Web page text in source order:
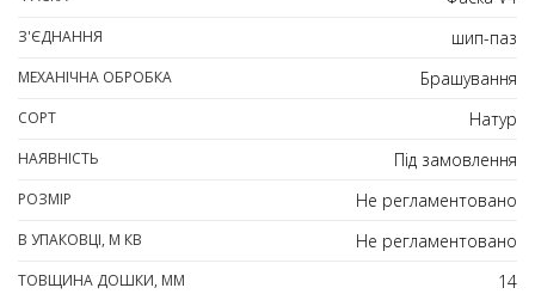
З'ЄДНАННЯ шип-паз
МЕХАНІЧНА ОБРОБКА Брашування
СОРТ Натур
НАЯВНІСТЬ Під замовлення
РОЗМІР Не регламентовано
В УПАКОВЦІ, М КВ Не регламентовано
ТОВЩИНА ДОШКИ, ММ 14